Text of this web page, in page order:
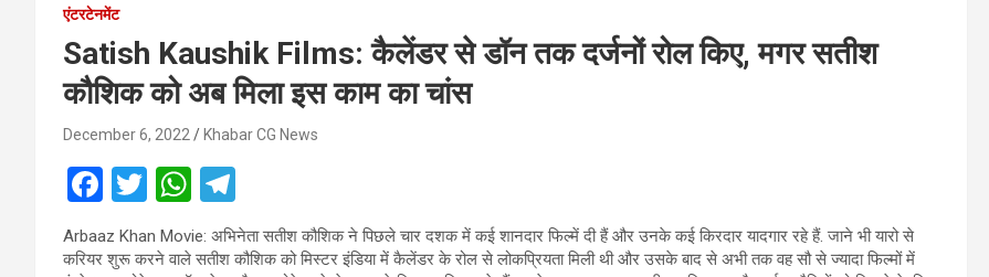
एंटरटेनमेंट
Satish Kaushik Films: कैलेंडर से डॉन तक दर्जनों रोल किए, मगर सतीश
कौशिक को अब मिला इस काम का चांस
December 6, 2022 Khabar CG News
F
a
ce
T
wi
tt
W
h
at
el
e
Arbaaz Khan Movie: अभिनेता सतीश कौशिक ने पिछले चार दशक में कई शानदार फिल्में दी हैं और उनके कई किरदार यादगार रहे हैं. जाने भी यारो से
करियर शुरू करने वाले सतीश कौशिक को मिस्टर इंडिया में कैलेंडर के रोल से लोकप्रियता मिली थी और उसके बाद से अभी तक वह सौ से ज्यादा फिल्मों में